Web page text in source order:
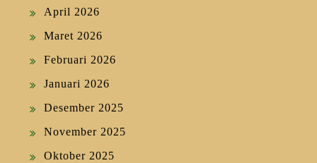
April 2026
Maret 2026
Februari 2026
Januari 2026
Desember 2025
November 2025
Oktober 2025